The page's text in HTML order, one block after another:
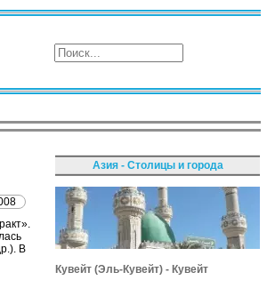
В
Азия - Столицы и города
Кувейт (Эль-Кувейт) - Кувейт